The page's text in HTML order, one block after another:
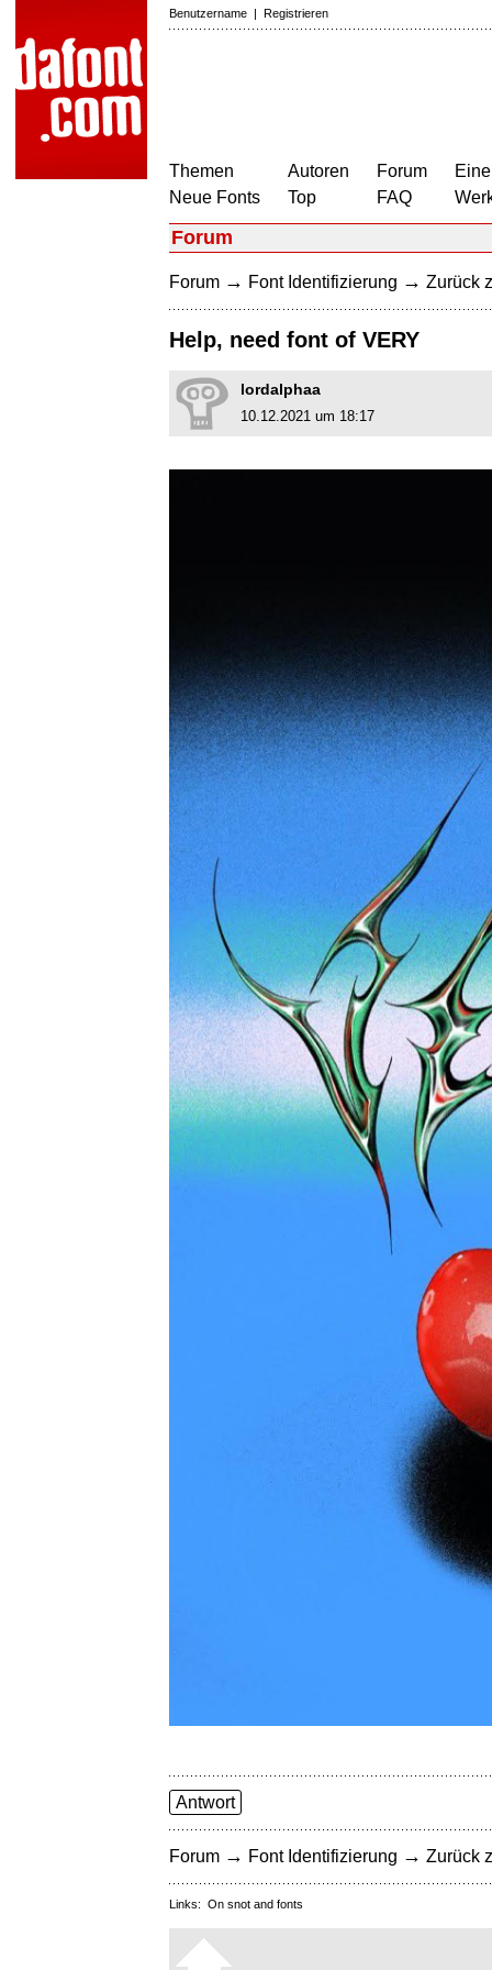
Benutzername | Registrieren
Themen
Neue Fonts
Autoren
Top
Forum
FAQ
Forum
Forum → Font Identifizierung → Zurück
Help, need font of VERY
lordalphaa
10.12.2021 um 18:17
Antwort
Forum → Font Identifizierung → Zurück
Links: On snot and fonts